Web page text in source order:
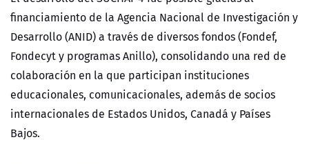
financiamiento de la Agencia Nacional de Investigación y
Desarrollo (ANID)a través de diversos fondos (Fondef,
Fondecyt y programas Anillo), consolidando una red de
colaboración en la que participan instituciones
educacionales, comunicacionales, además de socios
internacionales de Estados Unidos, Canadá y Países
Bajos.